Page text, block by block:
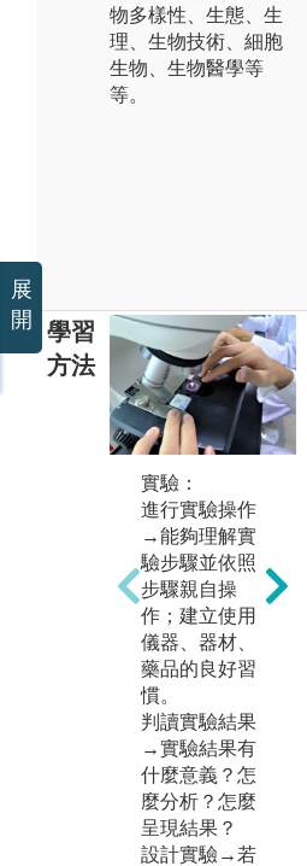
物多樣性、生態、生
理、生物技術、細胞
生物、生物醫學等
等。
學習
方法
實驗：
進行實驗操作
→能夠理解實
驗步驟並依照
步驟親自操
作；建立使用
儀器、器材、
藥品的良好習
慣。
判讀實驗結果
→實驗結果有
什麼意義？怎
麼分析？怎麼
呈現結果？
設計實驗→若
展
開